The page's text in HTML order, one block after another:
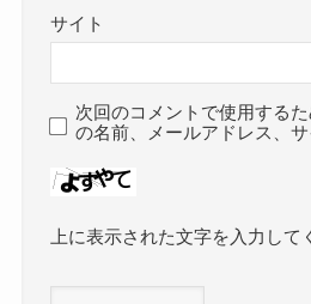
サイト
次回のコメントで使用する
の名前、メールアドレス、サ
上に表示された文字を入力して